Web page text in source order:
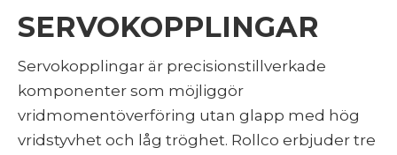
SERVOKOPPLINGAR
Servokopplingar är precisionstillverkade
komponenter som möjliggör
vridmomentöverföring utan glapp med hög
vridstyvhet och låg tröghet. Rollco erbjuder tre